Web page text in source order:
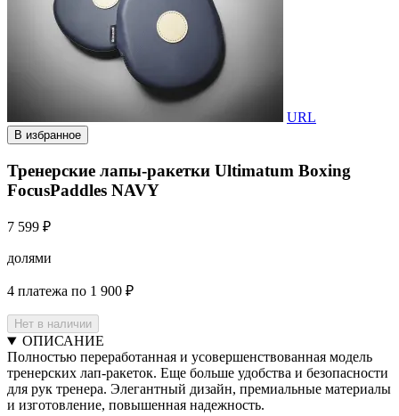
URL
В избранное
Тренерские лапы-ракетки Ultimatum Boxing
FocusPaddles NAVY
7 599 ₽
долями
4 платежа по 1 900 ₽
Нет в наличии
ОПИСАНИЕ
Полностью переработанная и усовершенствованная модель
тренерских лап-ракеток. Еще больше удобства и безопасности
для рук тренера. Элегантный дизайн, премиальные материалы
и изготовление, повышенная надежность.